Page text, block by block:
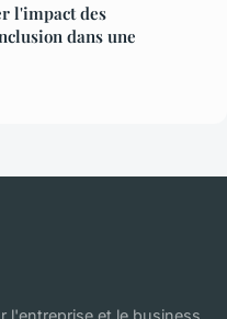
l'impact des
dans une
l'entreprise et le business